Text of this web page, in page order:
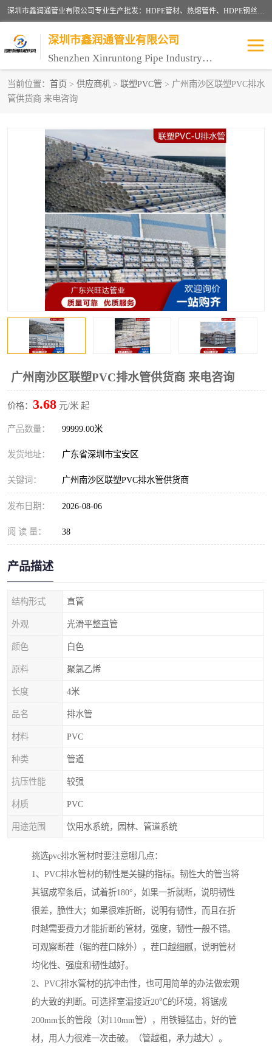
深圳市鑫润通管业有限公司专业生产批发：HDPE管材、热熔管件、HDPE钢丝骨架管、电熔管件、HDPE双壁波纹管、MPP电力管、井盖、PVC管材管件、PPR管材管件等；公司自创建以来，始终秉承“团结、务实、创新、守信”的服务宗旨，凭借专业的服务以及多年的勤奋拼搏，发展成为一家专业销售各种管材管件，绝缘电工套管及配件等系列产品的贸易公司。
深圳市鑫润通管业有限公司
Shenzhen Xinruntong Pipe Industry Co., Ltd
当前位置： 首页 > 供应商机 > 联塑PVC管 > 广州南沙区联塑PVC排水
管供货商 来电咨询
广州南沙区联塑PVC排水管供货商 来电咨询
价格： 3.68 元/米 起
产品数量： 99999.00米
发货地址： 广东省深圳市宝安区
关键词： 广州南沙区联塑PVC排水管供货商
发布日期： 2026-08-06
阅 读 量： 38
产品描述
结构形式 直管
外观 光滑平整直管
颜色 白色
原料 聚氯乙烯
长度 4米
品名 排水管
材料 PVC
种类 管道
抗压性能 较强
材质 PVC
用途范围 饮用水系统，园林、管道系统
挑选pvc排水管材时要注意哪几点：
1、PVC排水管材的韧性是关键的指标。韧性大的管当将
其锯成窄条后，试着折180°，如果一折就断，说明韧性
很差，脆性大；如果很难折断，说明有韧性，而且在折
时越需要费力才能折断的管材，强度，韧性一般不错。
可观察断茬（锯的茬口除外），茬口越细腻，说明管材
均化性、强度和韧性越好。
2、PVC排水管材的抗冲击性，也可用简单的办法做宏观
的大致的判断。可选择室温接近20℃的环境，将锯成
200mm长的管段（对110mm管），用铁锤猛击，好的管
材，用人力很难一次击破。（管越粗，承力越大）。
HDPE管材给水管
HDPE双壁波纹管 HDPE电力通讯管
UPVC电力通讯管 MPP电力通信管
联塑PVC管 联塑PPR管
联塑PE管 联塑家装红蓝线管